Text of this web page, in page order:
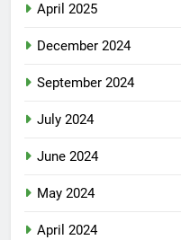
April 2025
December 2024
September 2024
July 2024
June 2024
May 2024
April 2024